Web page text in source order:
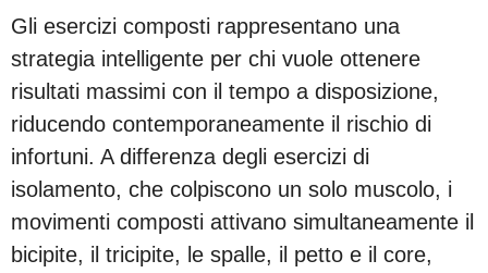
Gli esercizi composti rappresentano una
strategia intelligente per chi vuole ottenere
risultati massimi con il tempo a disposizione,
riducendo contemporaneamente il rischio di
infortuni. A differenza degli esercizi di
isolamento, che colpiscono un solo muscolo, i
movimenti composti attivano simultaneamente il
bicipite, il tricipite, le spalle, il petto e il core,